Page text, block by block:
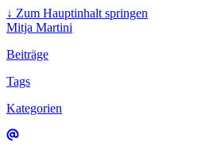
↓ Zum Hauptinhalt springen
Mitja Martini
Beiträge
Tags
Kategorien